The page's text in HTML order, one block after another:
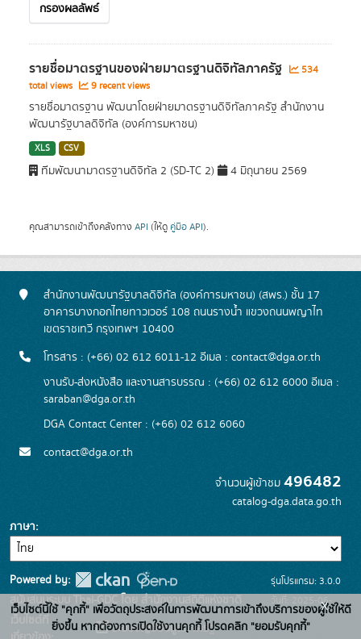
กรองผลลัพธ์
รายชื่อมาตรฐานของฝ่ายมาตรฐานดิจิทัลภาครัฐ
534
total views
9 recent views
รายชื่อมาตรฐาน พัฒนาโดยฝ่ายมาตรฐานดิจิทัลภาครัฐ สำนักงาน
พัฒนารัฐบาลดิจิทัล (องค์การมหาชน)
XLS CSV
ทีมพัฒนามาตรฐานดิจิทัล 2 (SD-TC 2) 4 มิถุนายน 2569
คุณสามารถเข้าถึงคลังทาง API (ให้ดู คู่มือ API).
สำนักงานพัฒนารัฐบาลดิจิทัล (องค์การมหาชน) (สพร.) ชั้น 17
อาคารบางกอกไทยทาวเวอร์ 108 ถนนรางน้ำ แขวงถนนพญาไท
เขตราชเทวี กรุงเทพฯ 10400
โทรสาร : (+66) 02 612 6011-12 อีเมล : contact@dga.or.th
งานรับ-ส่งหนังสือ และงานสารบรรณ : (+66) 02 612 6000 อีเมล :
saraban@dga.or.th
DGA Contact Center : (+66) 02 612 6060
contact@dga.or.th
จำนวนผู้เข้าชม 496482
catalog-dga.data.go.th
ภาษา
Powered by:
สนับสนุนระบบ Thai-GDC โดย สำนักงานสถิติแห่งชาติ
เว็บไซต์ที่
ระบบบัญชีข้อมูลภาครัฐ
รุ่นโปรแกรม: 3.0.0
วันที่: 2025-06-
26
เว็บไซต์นี้ใช้ "คุกกี้" เพื่อวัตถุประสงค์ในการพัฒนาการเข้าถึงบริการของผู้ใช้ให้ดี
ยิ่งขึ้น หากต้องการเปิดใช้งานคุกกี้ โปรดคลิก "ยอมรับคุกกี้"
x